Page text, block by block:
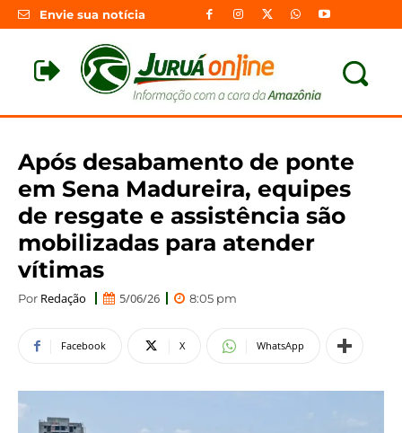
Envie sua notícia
Após desabamento de ponte
em Sena Madureira, equipes
de resgate e assistência são
mobilizadas para atender
vítimas
Por Redação 5/06/26 8:05 pm
Facebook X WhatsApp